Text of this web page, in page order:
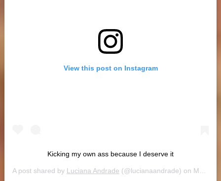
View this post on Instagram
Kicking my own ass because I deserve it
A post shared by Luciana Andrade (@lucianaandrade) on Mar 13, 2019 at 6:10pm PDT